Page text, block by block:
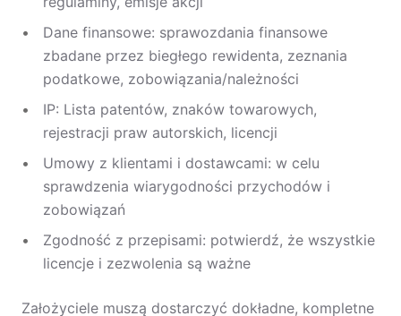
Dane finansowe: sprawozdania finansowe
zbadane przez biegłego rewidenta, zeznania
podatkowe, zobowiązania/należności
IP: Lista patentów, znaków towarowych,
rejestracji praw autorskich, licencji
Umowy z klientami i dostawcami: w celu
sprawdzenia wiarygodności przychodów i
zobowiązań
Zgodność z przepisami: potwierdź, że wszystkie
licencje i zezwolenia są ważne
Założyciele muszą dostarczyć dokładne, kompletne